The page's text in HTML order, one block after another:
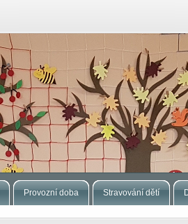
Provozní doba Stravování dětí